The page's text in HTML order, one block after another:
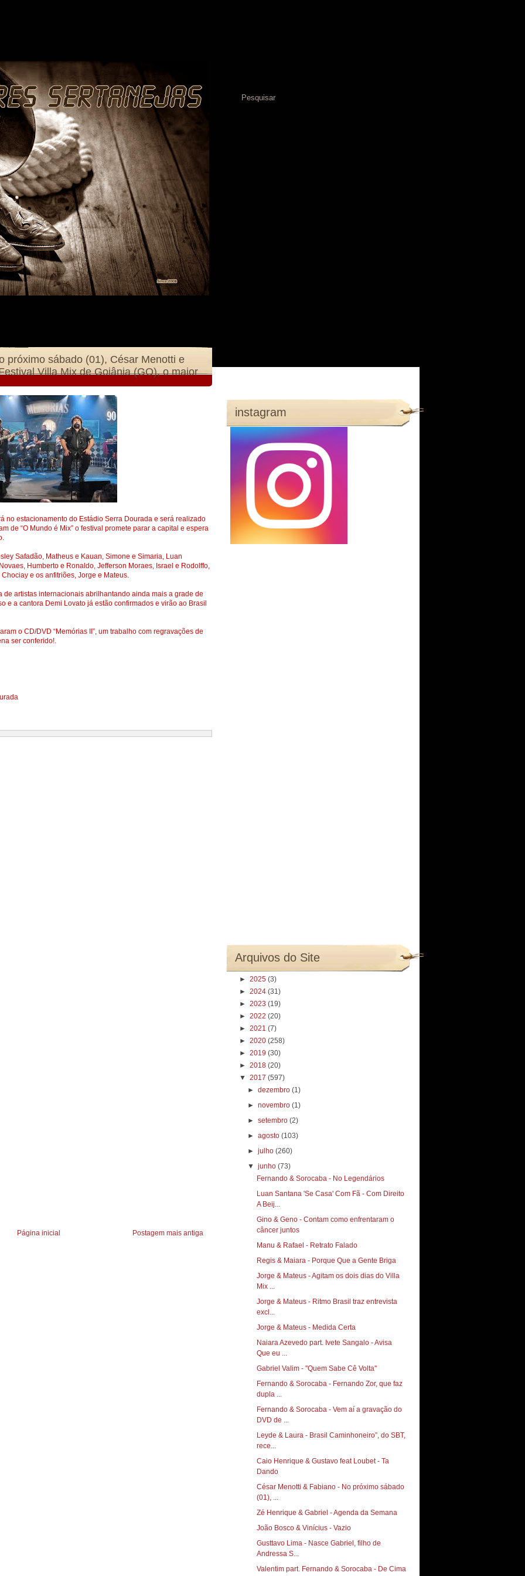
próximo sábado (01), César Menotti e
Villa Mix de Goiânia (GO), o maior
no estacionamento do Estádio Serra Dourada e será realizado
de “O Mundo é Mix” o festival promete parar a capital e espera
Safadão, Matheus e Kauan, Simone e Simaria, Luan
Humberto e Ronaldo, Jefferson Moraes, Israel e Rodolffo,
e os anfitriões, Jorge e Mateus.
de artistas internacionais abrilhantando ainda mais a grade de
e a cantora Demi Lovato já estão confirmados e virão ao Brasil
o CD/DVD “Memórias II”, um trabalho com regravações de
ser conferido!.
Postagem mais antiga
Página inicial
instagram
Arquivos do Site
► 2025 (3)
► 2024 (31)
► 2023 (19)
► 2022 (20)
► 2021 (7)
► 2020 (258)
► 2019 (30)
► 2018 (20)
▼ 2017 (597)
►dezembro(1)
►novembro(1)
►setembro(2)
►agosto(103)
►julho(260)
▼junho(73)
Fernando & Sorocaba - No Legendários
Luan Santana 'Se Casa' Com Fã - Com Direito
A Beij...
Gino & Geno - Contam como enfrentaram o
câncer juntos
Manu & Rafael - Retrato Falado
Regis & Maiara - Porque Que a Gente Briga
Jorge & Mateus - Agitam os dois dias do Villa
Mix ...
Jorge & Mateus - Ritmo Brasil traz entrevista
excl...
Jorge & Mateus - Medida Certa
Naiara Azevedo part. Ivete Sangalo - Avisa
Que eu ...
Gabriel Valim - ''Quem Sabe Cê Volta''
Fernando & Sorocaba - Fernando Zor, que faz
dupla ...
Fernando & Sorocaba - Vem aí a gravação do
DVD de ...
Leyde & Laura - Brasil Caminhoneiro”, do SBT,
rece...
Caio Henrique & Gustavo feat Loubet - Ta
Dando
César Menotti & Fabiano - No próximo sábado
(01), ...
Zé Henrique & Gabriel - Agenda da Semana
João Bosco & Vinícius - Vazio
Gusttavo Lima - Nasce Gabriel, filho de
Andressa S...
Valentim part. Fernando & Sorocaba - De Cima